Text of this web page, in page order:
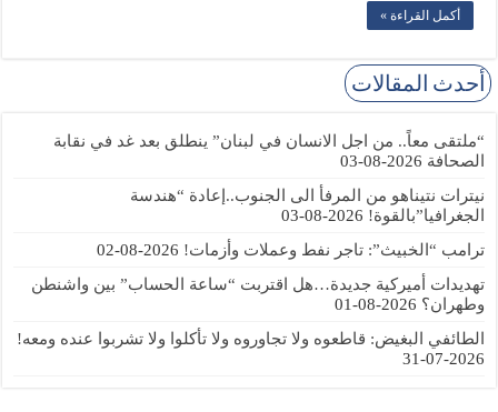
أكمل القراءة »
أحدث المقالات
“ملتقى معاً.. من اجل الانسان في لبنان” ينطلق بعد غد في نقابة
الصحافة 2026-08-03
نيترات نتيناهو من المرفأ الى الجنوب..إعادة “هندسة
الجغرافيا”بالقوة! 2026-08-03
ترامب “الخبيث”: تاجر نفط وعملات وأزمات! 2026-08-02
تهديدات أميركية جديدة…هل اقتربت “ساعة الحساب” بين واشنطن
وطهران؟ 2026-08-01
الطائفي البغيض: قاطعوه ولا تجاوروه ولا تأكلوا ولا تشربوا عنده ومعه!
2026-07-31